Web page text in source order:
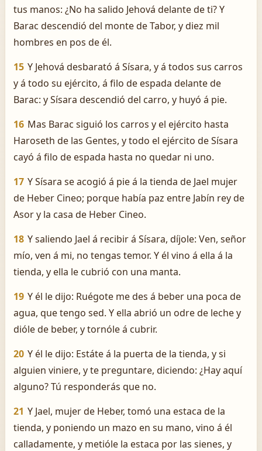
tus manos: ¿No ha salido Jehová delante de ti? Y
Barac descendió del monte de Tabor, y diez mil
hombres en pos de él.
15 Y Jehová desbarató á Sísara, y á todos sus carros
y á todo su ejército, á filo de espada delante de
Barac: y Sísara descendió del carro, y huyó á pie.
16 Mas Barac siguió los carros y el ejército hasta
Haroseth de las Gentes, y todo el ejército de Sísara
cayó á filo de espada hasta no quedar ni uno.
17 Y Sísara se acogió á pie á la tienda de Jael mujer
de Heber Cineo; porque había paz entre Jabín rey de
Asor y la casa de Heber Cineo.
18 Y saliendo Jael á recibir á Sísara, díjole: Ven, señor
mío, ven á mi, no tengas temor. Y él vino á ella á la
tienda, y ella le cubrió con una manta.
19 Y él le dijo: Ruégote me des á beber una poca de
agua, que tengo sed. Y ella abrió un odre de leche y
dióle de beber, y tornóle á cubrir.
20 Y él le dijo: Estáte á la puerta de la tienda, y si
alguien viniere, y te preguntare, diciendo: ¿Hay aquí
alguno? Tú responderás que no.
21 Y Jael, mujer de Heber, tomó una estaca de la
tienda, y poniendo un mazo en su mano, vino á él
calladamente, y metióle la estaca por las sienes, y